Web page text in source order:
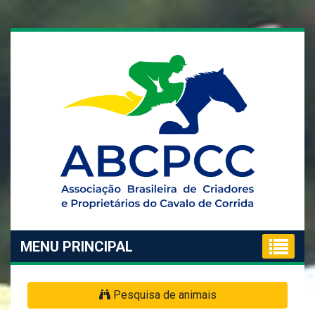
MENU PRINCIPAL
Pesquisa de animais